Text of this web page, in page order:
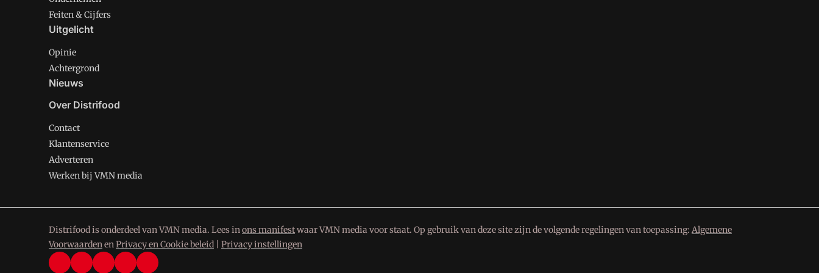
Feiten & Cijfers
Uitgelicht
Opinie
Achtergrond
Nieuws
Over Distrifood
Contact
Klantenservice
Adverteren
Werken bij VMN media
Distrifood is onderdeel van VMN media. Lees inons manifestwaar VMN media voor staat. Op gebruik van deze site zijn de volgende regelingen van toepassing: Algemene
VoorwaardenenPrivacy en Cookie beleid Privacy instellingen